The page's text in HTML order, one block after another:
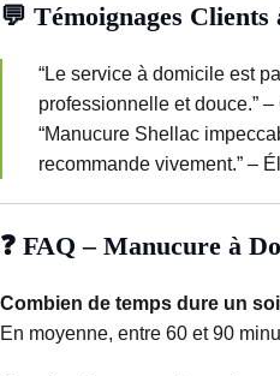
💬 Témoignages
“Le service à domicile est
professionnelle et douce.”
“Manucure Shellac
recommande vivement.” –
❓ FAQ – Manucure à
Combien de temps dure un
En moyenne, entre 60 et 90